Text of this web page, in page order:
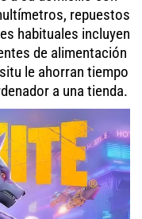
repuestos
habituales incluyen
de alimentación
le ahorran tiempo
a una tienda.